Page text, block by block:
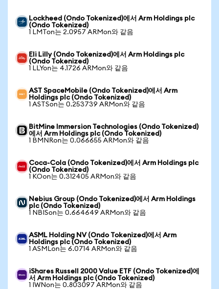
Lockheed (Ondo Tokenized)에서 Arm Holdings plc
(Ondo Tokenized)
1 LMTon는 2.0957 ARMon와 같음
Eli Lilly (Ondo Tokenized)에서 Arm Holdings plc
(Ondo Tokenized)
1 LLYon는 4.1726 ARMon와 같음
AST SpaceMobile (Ondo Tokenized)에서 Arm
Holdings plc (Ondo Tokenized)
1 ASTSon는 0.253739 ARMon와 같음
BitMine Immersion Technologies (Ondo Tokenized)
에서 Arm Holdings plc (Ondo Tokenized)
1 BMNRon는 0.066655 ARMon와 같음
Coca-Cola (Ondo Tokenized)에서 Arm Holdings plc
(Ondo Tokenized)
1 KOon는 0.312405 ARMon와 같음
Nebius Group (Ondo Tokenized)에서 Arm Holdings
plc (Ondo Tokenized)
1 NBISon는 0.664649 ARMon와 같음
ASML Holding NV (Ondo Tokenized)에서 Arm
Holdings plc (Ondo Tokenized)
1 ASMLon는 6.0714 ARMon와 같음
iShares Russell 2000 Value ETF (Ondo Tokenized)에
서 Arm Holdings plc (Ondo Tokenized)
1 IWNon는 0.803097 ARMon와 같음